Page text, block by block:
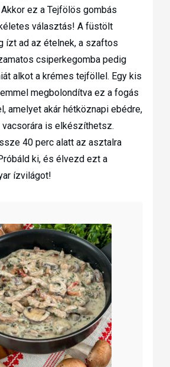
ez a Tejfölös gombás
választás! A füstölt
ízt ad az ételnek, a szaftos
csiperkegomba pedig
alkot a krémes tejföllel. Egy kis
megbolondítva ez a fogás
amelyet akár hétköznapi ebédre,
vacsorára is elkészíthetsz.
40 perc alatt az asztalra
ki, és élvezd ezt a
ízvilágot!